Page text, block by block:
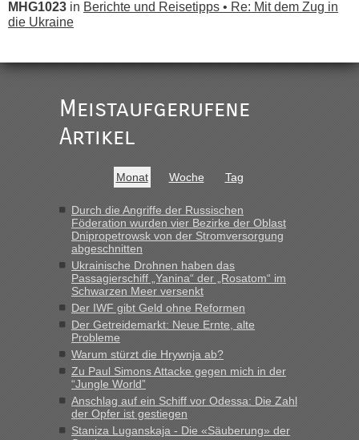
MHG1023 in Berichte und Reisetipps • Re: Mit dem Zug in
die Ukraine
Ist korrekt, aber ich finde man hätte trotzdem im Text gleich
darauf hinweisen können.
War aber nicht "böse" gemeint ...
buchbar - warum auch immer ...
Hab´s versucht - bekomme aber immer angezeigt "auf dieser
Strecke fahren wir nicht"
inBerichte und Reisetipps • Re: Mit dem Zug in
die Ukraine
„Man sollte aber explizit dazu schreiben, daß es ein Zug von
LeoExpress ist - und nur auf deren Webseite kann man die
Fahrkarten kaufen. Zumindest ist es die erste Umsteigefreie
Verbindung von Deutschland...“
Recht, Visa und Dokumente • Re: Deklaration
gebrauchter Kleidung beim Zoll
Meistaufgerufene
Artikel
Monat Woche Tag
Durch die Angriffe der Russischen
Föderation wurden vier Bezirke der Oblast
Dnipropetrowsk von der Stromversorgung
abgeschnitten
Ukrainische Drohnen haben das
Passagierschiff „Yanina“ der „Rosatom“ im
Schwarzen Meer versenkt
Der IWF gibt Geld ohne Reformen
Der Getreidemarkt: Neue Ernte, alte
Probleme
Warum stürzt die Hrywnja ab?
Zu Paul Simons Attacke gegen mich in der
“Jungle World”
Anschlag auf ein Schiff vor Odessa: Die Zahl
der Opfer ist gestiegen
Staniza Luganskaja - Die «Säuberung» der